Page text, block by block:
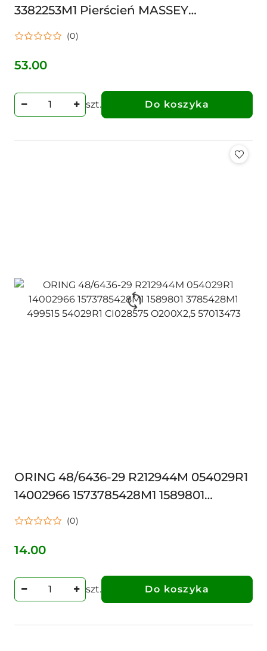
3382253M1 Pierścień MASSEY
FERGUSON LANDINI P46129 OR98X3,53
(0)
Cena:
53.00
szt. Do koszyka
ORING 48/6436-29 R212944M 054029R1
14002966 1573785428M1 1589801
3785428M1 499515 54029R1 CI028575
(0)
Cena:
14.00
szt. Do koszyka